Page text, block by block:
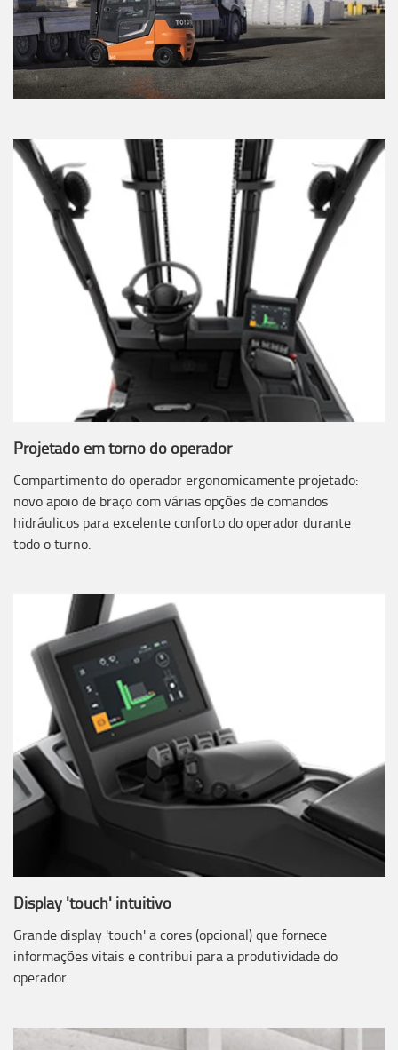
Projetado em torno do operador
Compartimento do operador ergonomicamente projetado:
novo apoio de braço com várias opções de comandos
hidráulicos para excelente conforto do operador durante
todo o turno.
Display 'touch' intuitivo
Grande display 'touch' a cores (opcional) que fornece
informações vitais e contribui para a produtividade do
operador.